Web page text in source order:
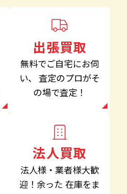
出張買取
無料でご自宅にお伺
い、 査定のプロがそ
の場で査定！
法人買取
法人様・業者様大歓
迎！余った 在庫をま